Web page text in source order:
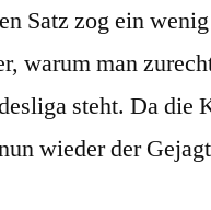
Satz zog ein
warum man
steht. Da die
wieder der